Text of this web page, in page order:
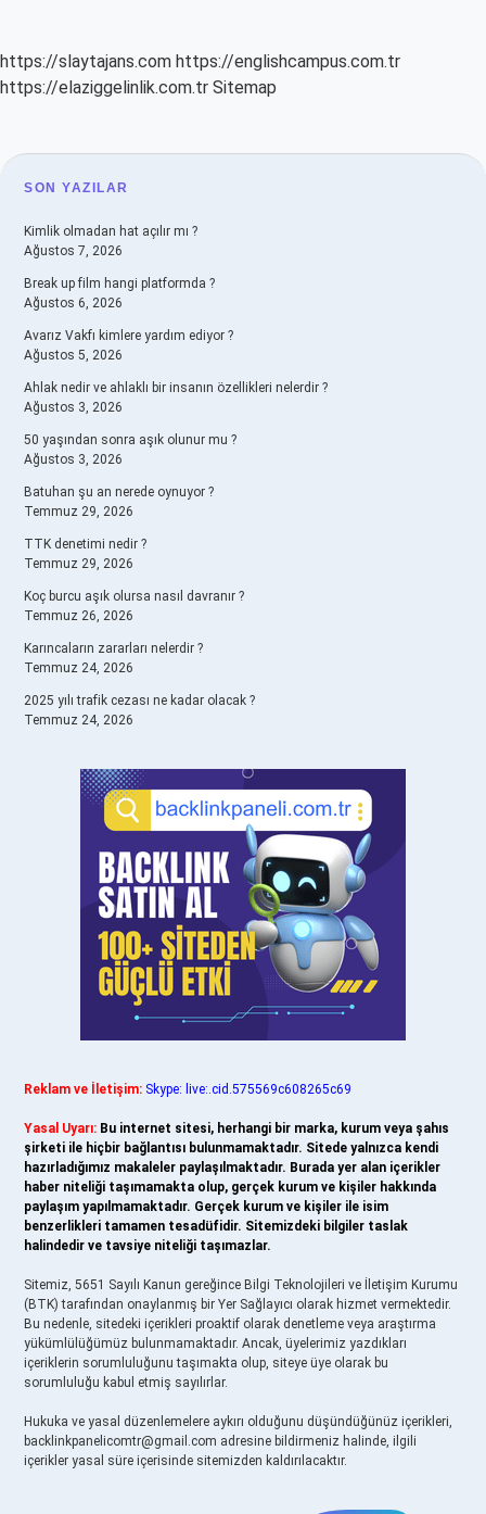
https://slaytajans.com https://englishcampus.com.tr
https://elaziggelinlik.com.tr Sitemap
SIDEBAR
SON YAZILAR
Kimlik olmadan hat açılır mı ?
Ağustos 7, 2026
Break up film hangi platformda ?
Ağustos 6, 2026
Avarız Vakfı kimlere yardım ediyor ?
Ağustos 5, 2026
Ahlak nedir ve ahlaklı bir insanın özellikleri nelerdir ?
Ağustos 3, 2026
50 yaşından sonra aşık olunur mu ?
Ağustos 3, 2026
Batuhan şu an nerede oynuyor ?
Temmuz 29, 2026
TTK denetimi nedir ?
Temmuz 29, 2026
Koç burcu aşık olursa nasıl davranır ?
Temmuz 26, 2026
Karıncaların zararları nelerdir ?
Temmuz 24, 2026
2025 yılı trafik cezası ne kadar olacak ?
Temmuz 24, 2026
Reklam ve İletişim: Skype: live:.cid.575569c608265c69
Yasal Uyarı: Bu internet sitesi, herhangi bir marka, kurum veya şahıs
şirketi ile hiçbir bağlantısı bulunmamaktadır. Sitede yalnızca kendi
hazırladığımız makaleler paylaşılmaktadır. Burada yer alan içerikler
haber niteliği taşımamakta olup, gerçek kurum ve kişiler hakkında
paylaşım yapılmamaktadır. Gerçek kurum ve kişiler ile isim
benzerlikleri tamamen tesadüfidir. Sitemizdeki bilgiler taslak
halindedir ve tavsiye niteliği taşımazlar.
Sitemiz, 5651 Sayılı Kanun gereğince Bilgi Teknolojileri ve İletişim Kurumu
(BTK) tarafından onaylanmış bir Yer Sağlayıcı olarak hizmet vermektedir.
Bu nedenle, sitedeki içerikleri proaktif olarak denetleme veya araştırma
yükümlülüğümüz bulunmamaktadır. Ancak, üyelerimiz yazdıkları
içeriklerin sorumluluğunu taşımakta olup, siteye üye olarak bu
sorumluluğu kabul etmiş sayılırlar.
Hukuka ve yasal düzenlemelere aykırı olduğunu düşündüğünüz içerikleri,
backlinkpanelicomtr@gmail.com adresine bildirmeniz halinde, ilgili
içerikler yasal süre içerisinde sitemizden kaldırılacaktır.